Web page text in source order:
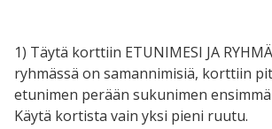
1) Täytä korttiin ETUNIMESI JA
ryhmässä on samannimisiä, korttiin
etunimen perään sukunimen
Käytä kortista vain yksi pieni ruutu.